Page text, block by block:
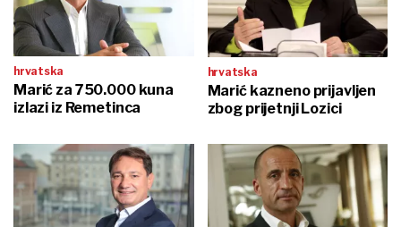
hrvatska
Marić za 750.000 kuna
izlazi iz Remetinca
hrvatska
Marić kazneno prijavljen
zbog prijetnji Lozici